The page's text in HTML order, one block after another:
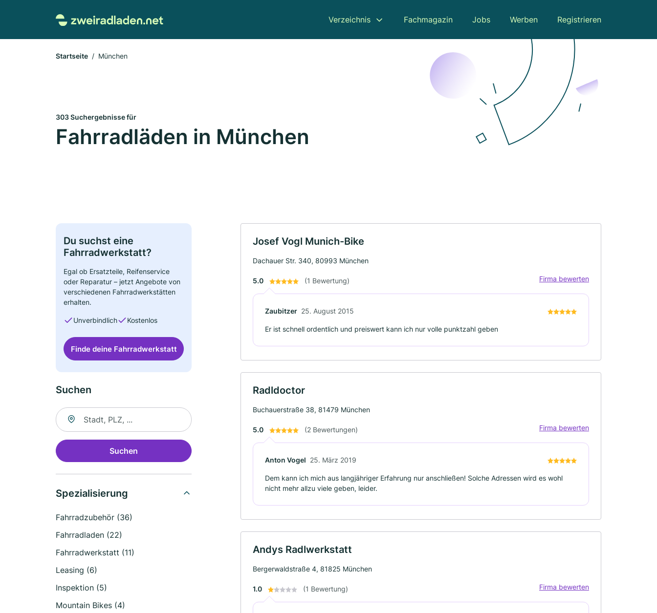
Verzeichnis Fachmagazin Jobs Werben Registrieren
Startseite München
303 Suchergebnisse für
Fahrradläden in München
Du suchst eine
Fahrradwerkstatt?
Egal ob Ersatzteile, Reifenservice
oder Reparatur – jetzt Angebote von
verschiedenen Fahrradwerkstätten
erhalten.
Unverbindlich Kostenlos
Finde deine Fahrradwerkstatt
Suchen
Suche nach Ort
Suchen
Spezialisierung
Fahrradzubehör (36)
Fahrradladen (22)
Fahrradwerkstatt (11)
Leasing (6)
Inspektion (5)
Mountain Bikes (4)
Josef Vogl Munich-Bike
Dachauer Str. 340, 80993 München
5.0 (1 Bewertung) Firma bewerten
Zaubitzer 25. August 2015
Er ist schnell ordentlich und preiswert kann ich nur volle punktzahl geben
Radldoctor
Buchauerstraße 38, 81479 München
5.0 (2 Bewertungen) Firma bewerten
Anton Vogel 25. März 2019
Dem kann ich mich aus langjähriger Erfahrung nur anschließen! Solche Adressen wird es wohl
nicht mehr allzu viele geben, leider.
Andys Radlwerkstatt
Bergerwaldstraße 4, 81825 München
1.0 (1 Bewertung) Firma bewerten